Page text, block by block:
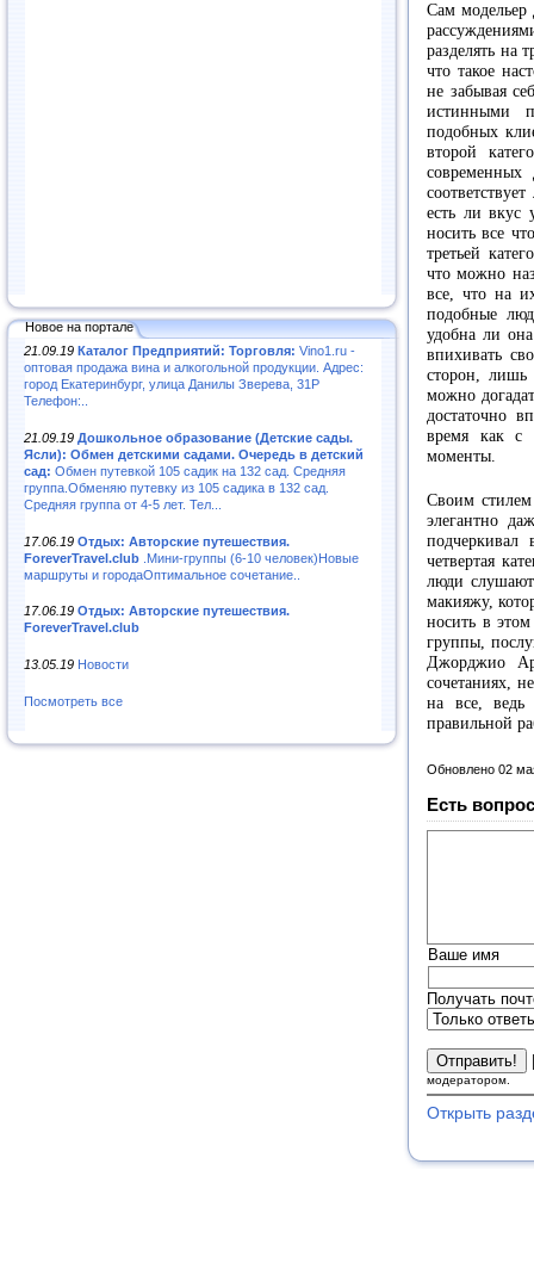
Новое на портале
21.09.19 Каталог Предприятий: Торговля: Vino1.ru -
оптовая продажа вина и алкогольной продукции. Адрес:
город Екатеринбург, улица Данилы Зверева, 31Р
Телефон:..
21.09.19 Дошкольное образование (Детские сады.
Ясли): Обмен детскими садами. Очередь в детский
сад: Обмен путевкой 105 садик на 132 сад. Средняя
группа.Обменяю путевку из 105 садика в 132 сад.
Средняя группа от 4-5 лет. Тел...
17.06.19 Отдых: Авторские путешествия.
ForeverTravel.club .Мини-группы (6-10 человек)Новые
маршруты и городаОптимальное сочетание..
17.06.19 Отдых: Авторские путешествия.
ForeverTravel.club
13.05.19 Новости
Посмотреть все
Cам модельер
разделять на
что такое
не забывая
истинными
подобных
второй
есть ли вкус
носить все
третьей
что можно
все, что на
подобные
удобна ли
впихивать
сторон, лишь
можно
достаточно
время как с
моменты.
Своим
элегантно
четвертая
люди
макияжу,
носить в
группы,
Джорджио
сочетаниях,
на все, ведь
правильной
Обновлено 02
Есть
Ваше имя
Получать
модератором.
Открыть